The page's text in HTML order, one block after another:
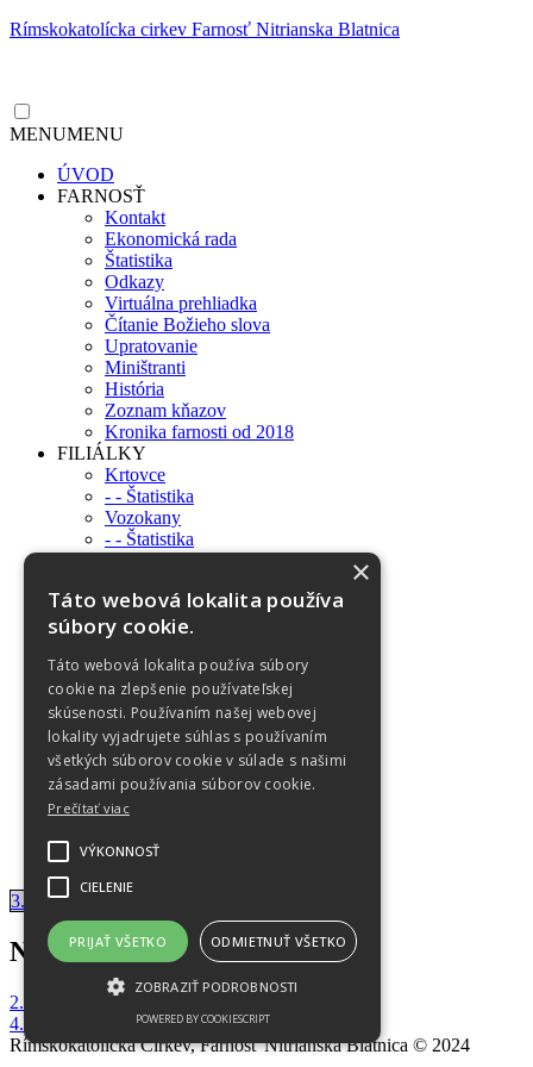
Rímskokatolícka cirkev Farnosť Nitrianska Blatnica
MENUMENU
ÚVOD
FARNOSŤ
Kontakt
Ekonomická rada
Štatistika
Odkazy
Virtuálna prehliadka
Čítanie Božieho slova
Upratovanie
Miništranti
História
Zoznam kňazov
Kronika farnosti od 2018
FILIÁLKY
Krtovce
- - Štatistika
Vozokany
- - Štatistika
Informácie
Virtuálna prehliadka
Farské oznamy
Sviatosti
FOTOGALÉRIA
Objekty a budovy
Do 2017
2018
2019
2020
OCHRANA OÚ
3. nedeľa v cezročnom období
Navigácia v článku
2.Nedeľa v cezročnom období
4.Nedeľa v cezročnom období
Rímskokatolícka Cirkev, Farnosť Nitrianska Blatnica © 2024
×
Táto webová lokalita používa
súbory cookie.
Táto webová lokalita používa súbory
cookie na zlepšenie používateľskej
skúsenosti. Používaním našej webovej
lokality vyjadrujete súhlas s používaním
všetkých súborov cookie v súlade s našimi
zásadami používania súborov cookie.
Prečítať viac
VÝKONNOSŤ
CIELENIE
PRIJAŤ VŠETKO ODMIETNUŤ VŠETKO
ZOBRAZIŤ PODROBNOSTI
POWERED BY COOKIESCRIPT